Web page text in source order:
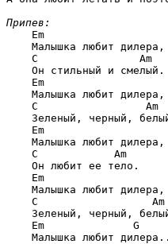
Припев:
Em
Малышка любит дилера,
С                Am
    Он стильный и смелый.
Em
Малышка любит дилера,
С                 Am
Зеленый, черный,
Em
Малышка любит дилера,
С            Am
    Он любит ее тело.
Em
Малышка любит дилера,
С                  Am
Зеленый, черный,
Em              G
Малышка любит